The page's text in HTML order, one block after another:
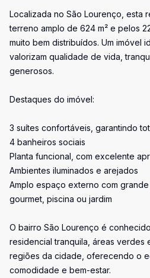
Localizada no São Lourenço, esta
terreno amplo de 624 m² e pelos
muito bem distribuídos. Um imóvel
valorizam qualidade de vida,
generosos.
Destaques do imóvel:
3 suítes confortáveis, garantindo
4 banheiros sociais
Planta funcional, com excelente
Ambientes iluminados e arejados
Amplo espaço externo com
gourmet, piscina ou jardim
O bairro São Lourenço é
residencial tranquila, áreas verdes
regiões da cidade, oferecendo o
comodidade e bem-estar.